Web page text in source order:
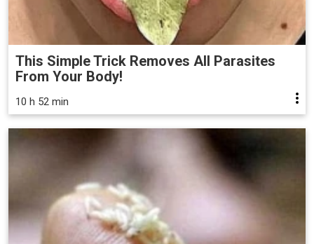
This Simple Trick Removes All Parasites
From Your Body!
10 h 52 min